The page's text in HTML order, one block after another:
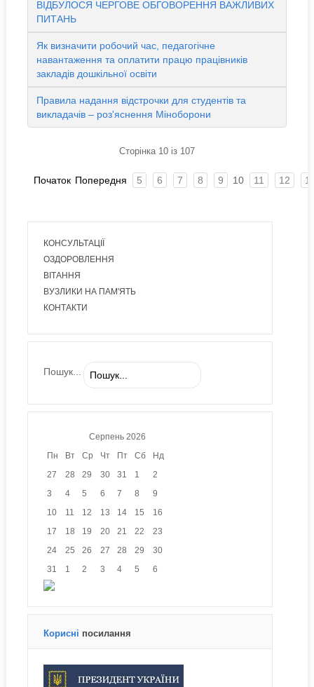
ВІДБУЛОСЯ ЧЕРГОВЕ ОБГОВОРЕННЯ ВАЖЛИВИХ
ПИТАНЬ
Як визначити робочий час, педагогічне
навантаження та оплатити працю працівників
закладів дошкільної освіти
Правила надання відстрочки для студентів та
викладачів – роз'яснення Міноборони
Сторінка 10 із 107
Початок Попередня 5 6 7 8 9 10 11 12
КОНСУЛЬТАЦІЇ
ОЗДОРОВЛЕННЯ
ВІТАННЯ
ВУЗЛИКИ НА ПАМ'ЯТЬ
КОНТАКТИ
Пошук...
Серпень 2026
Пн Вт Ср Чт Пт Сб Нд
27 28 29 30 31 1 2
3 4 5 6 7 8 9
10 11 12 13 14 15 16
17 18 19 20 21 22 23
24 25 26 27 28 29 30
31 1 2 3 4 5 6
Корисні посилання